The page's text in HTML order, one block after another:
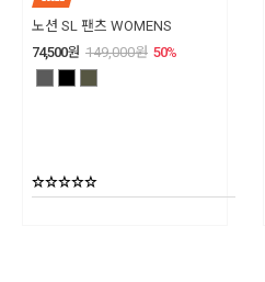
노션 SL 팬츠 WOMENS
74,500원 149,000원 50%